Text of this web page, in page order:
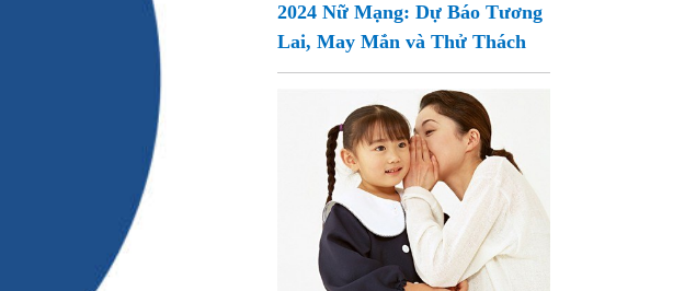
2024 Nữ Mạng: Dự Báo Tương
Lai, May Mắn và Thử Thách